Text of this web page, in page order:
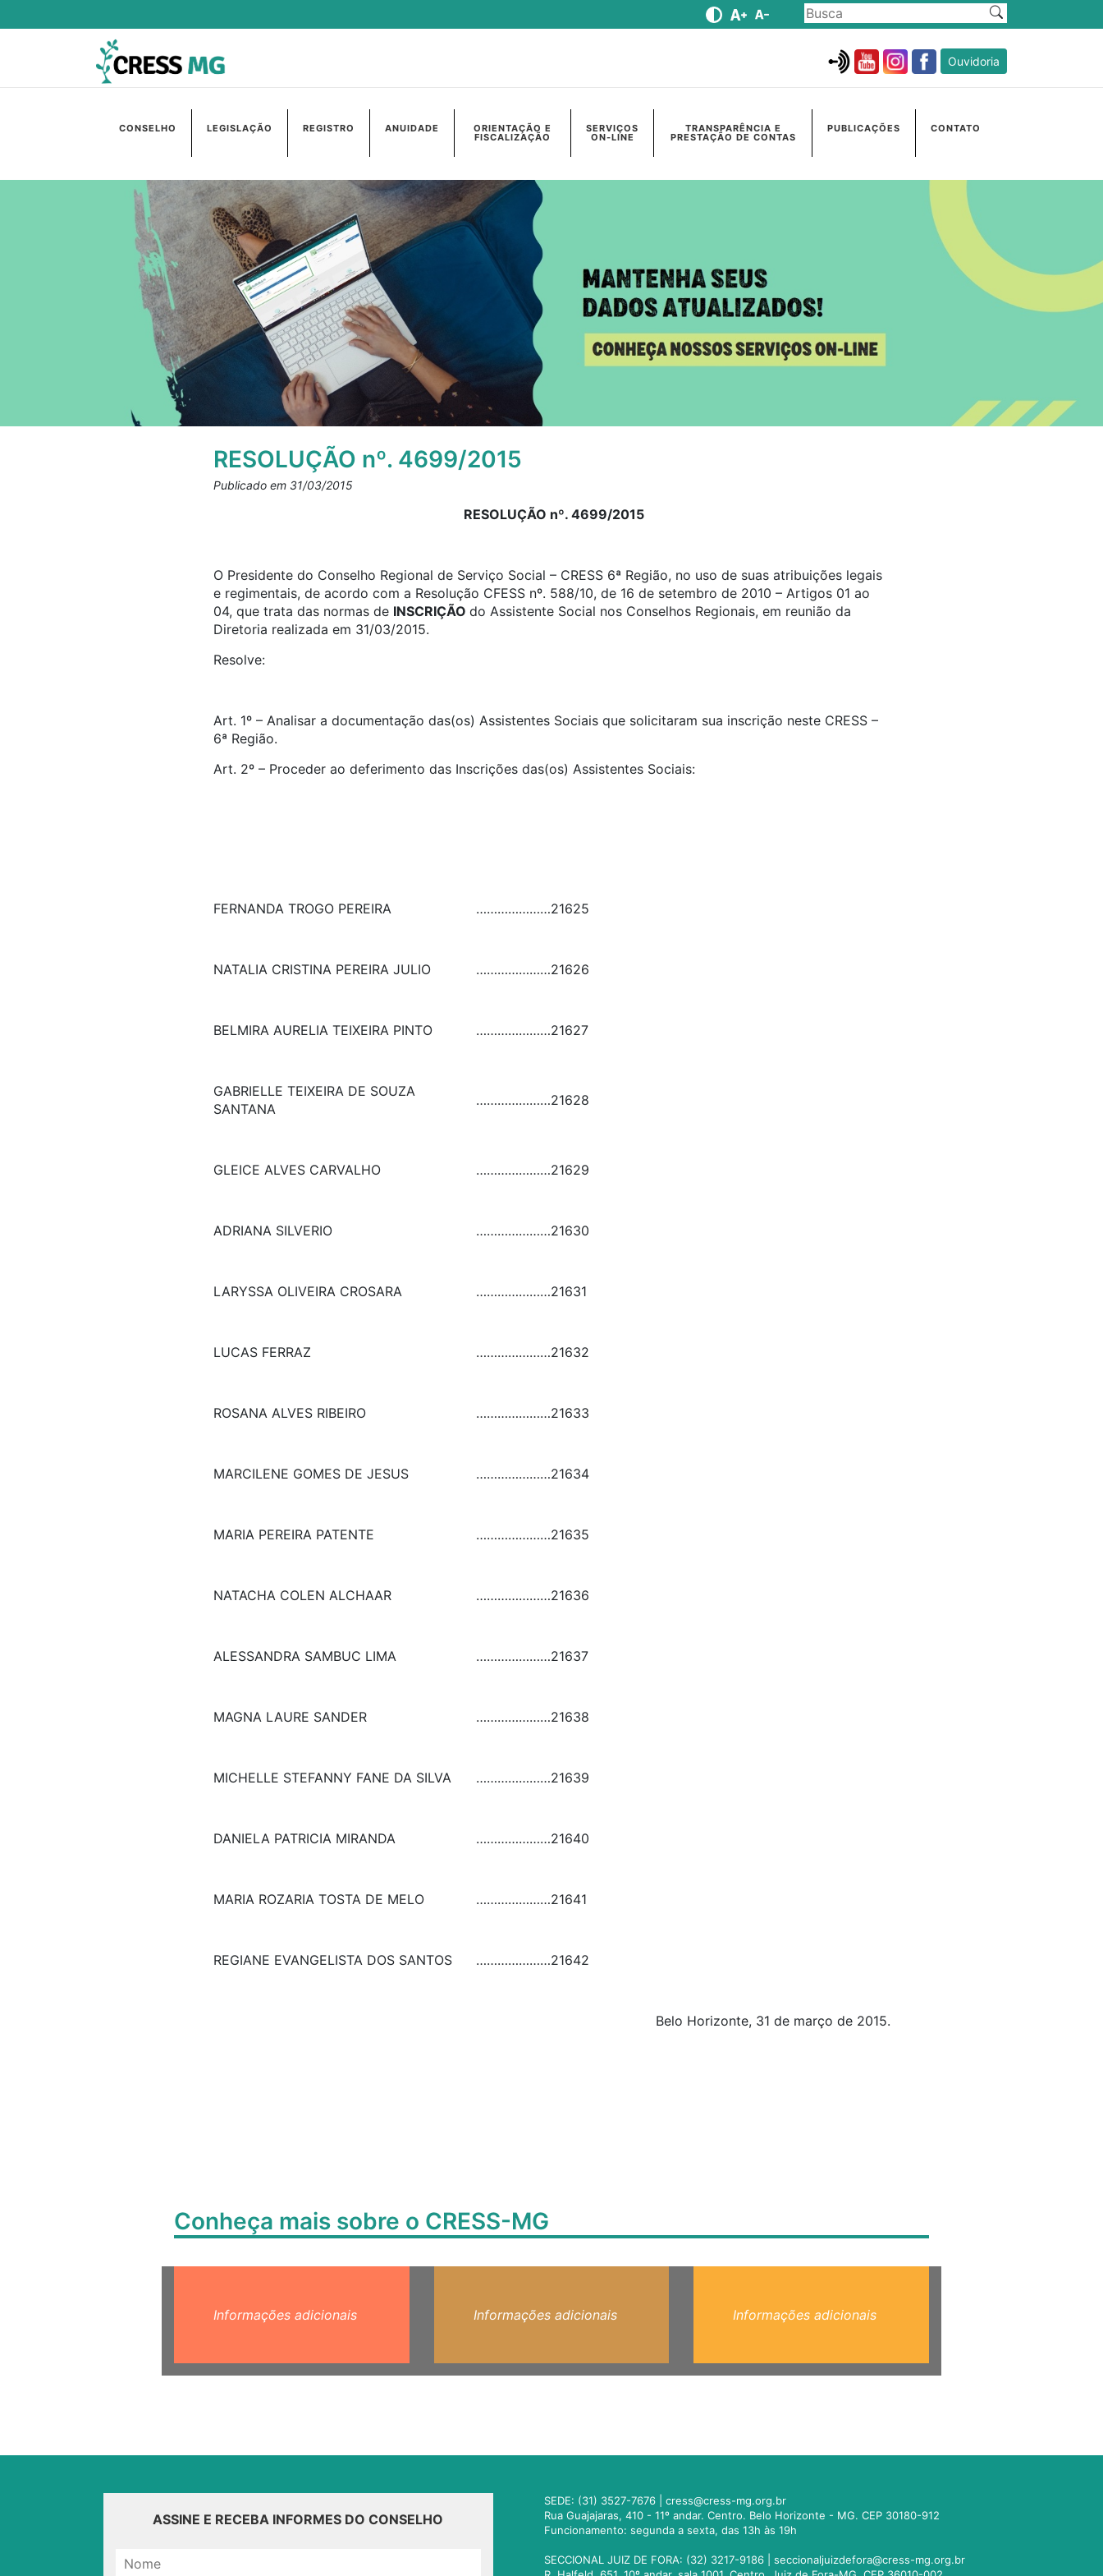
Ouvidoria
CONSELHO LEGISLAÇÃO REGISTRO ANUIDADE ORIENTAÇÃO E
FISCALIZAÇÃO
SERVIÇOS
ON-LINE
TRANSPARÊNCIA E
PRESTAÇÃO DE CONTAS
PUBLICAÇÕES CONTATO
RESOLUÇÃO nº. 4699/2015
Publicado em 31/03/2015
RESOLUÇÃO nº. 4699/2015
O Presidente do Conselho Regional de Serviço Social – CRESS 6ª Região, no uso de suas atribuições legais
e regimentais, de acordo com a Resolução CFESS nº. 588/10, de 16 de setembro de 2010 – Artigos 01 ao
04, que trata das normas de INSCRIÇÃO do Assistente Social nos Conselhos Regionais, em reunião da
Diretoria realizada em 31/03/2015.
Resolve:
Art. 1º – Analisar a documentação das(os) Assistentes Sociais que solicitaram sua inscrição neste CRESS –
6ª Região.
Art. 2º – Proceder ao deferimento das Inscrições das(os) Assistentes Sociais:
FERNANDA TROGO PEREIRA …………………21625
NATALIA CRISTINA PEREIRA JULIO …………………21626
BELMIRA AURELIA TEIXEIRA PINTO …………………21627
GABRIELLE TEIXEIRA DE SOUZA
SANTANA
…………………21628
GLEICE ALVES CARVALHO …………………21629
ADRIANA SILVERIO …………………21630
LARYSSA OLIVEIRA CROSARA …………………21631
LUCAS FERRAZ …………………21632
ROSANA ALVES RIBEIRO …………………21633
MARCILENE GOMES DE JESUS …………………21634
MARIA PEREIRA PATENTE …………………21635
NATACHA COLEN ALCHAAR …………………21636
ALESSANDRA SAMBUC LIMA …………………21637
MAGNA LAURE SANDER …………………21638
MICHELLE STEFANNY FANE DA SILVA …………………21639
DANIELA PATRICIA MIRANDA …………………21640
MARIA ROZARIA TOSTA DE MELO …………………21641
REGIANE EVANGELISTA DOS SANTOS …………………21642
Belo Horizonte, 31 de março de 2015.
Conheça mais sobre o CRESS-MG
Informações adicionais Informações adicionais Informações adicionais
ASSINE E RECEBA INFORMES DO CONSELHO
SEDE: (31) 3527-7676 |cress@cress-mg.org.br
Rua Guajajaras, 410 - 11º andar. Centro. Belo Horizonte - MG. CEP 30180-912
Funcionamento: segunda a sexta, das 13h às 19h
SECCIONAL JUIZ DE FORA: (32) 3217-9186 |seccionaljuizdefora@cress-mg.org.br